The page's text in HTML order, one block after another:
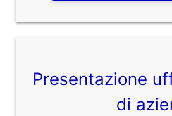
Presentazione
di